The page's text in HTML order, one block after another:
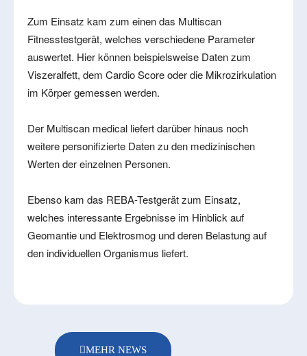
Zum Einsatz kam zum einen das Multiscan
Fitnesstestgerät, welches verschiedene Parameter
auswertet. Hier können beispielsweise Daten zum
Viszeralfett, dem Cardio Score oder die Mikrozirkulation
im Körper gemessen werden.
Der Multiscan medical liefert darüber hinaus noch
weitere personifizierte Daten zu den medizinischen
Werten der einzelnen Personen.
Ebenso kam das REBA-Testgerät zum Einsatz,
welches interessante Ergebnisse im Hinblick auf
Geomantie und Elektrosmog und deren Belastung auf
den individuellen Organismus liefert.
MEHR NEWS